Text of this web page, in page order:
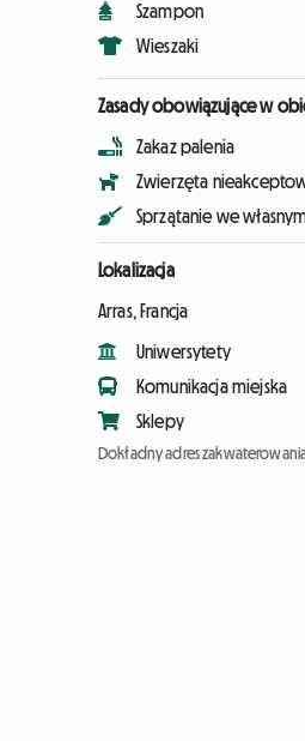
Szampon
Wieszaki
Zasady obowiązujące w
Zakaz palenia
Zwierzęta
Sprzątanie we
Lokalizacja
Arras, Francja
Uniwersytety
Komunikacja miejska
Sklepy
Dokładny adres